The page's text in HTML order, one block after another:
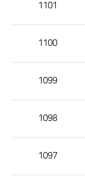
록
1101
1100
1099
1098
1097